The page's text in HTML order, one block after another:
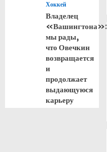
Хоккей
Владелец
«Вашингтона»:
мы рады,
что Овечкин
возвращается
и
продолжает
выдающуюся
карьеру